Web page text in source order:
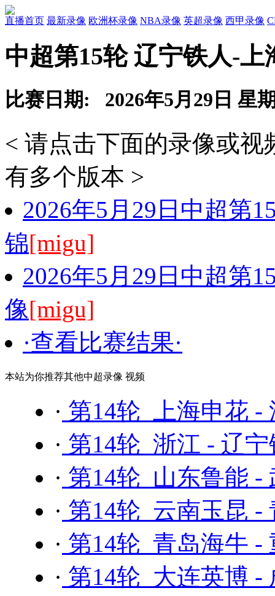
直播首页 最新录像 欧洲杯录像 NBA录像 英超录像 西甲录像
中超第15轮 辽宁铁人-
比赛日期: 2026年5月29日 星
< 请点击下面的录像或
有多个版本 >
2026年5月29日中超第
锦[migu]
2026年5月29日中超第
像[migu]
·查看比赛结果·
本站为你推荐其他中超录像 视频
· 第14轮 上海申花 -
· 第14轮 浙江 - 辽
· 第14轮 山东鲁能 -
· 第14轮 云南玉昆 -
· 第14轮 青岛海牛 -
· 第14轮 大连英博 -